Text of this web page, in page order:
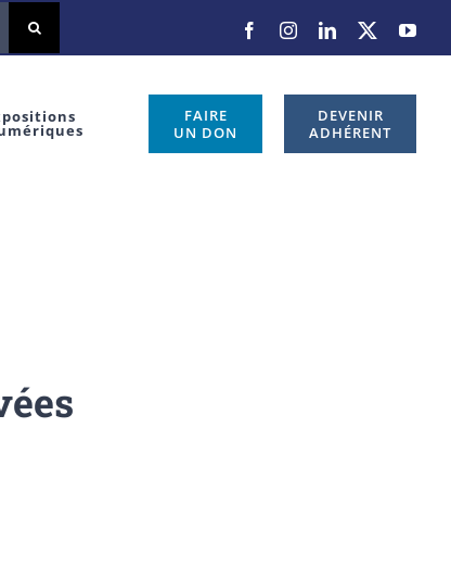
FacebookInstagramLinkedIn
X
FAIRE
UN DON
DEVENIR
ADHÉRENT